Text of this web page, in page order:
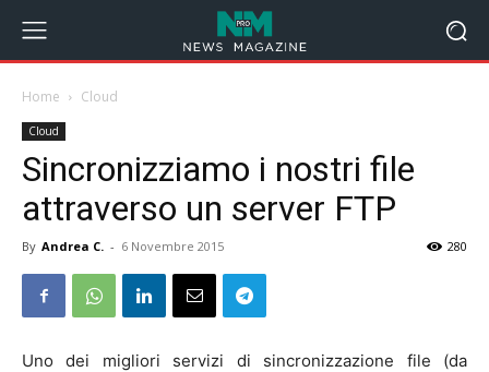
Home Cloud
Cloud
Sincronizziamo i nostri file
attraverso un server FTP
By Andrea C. - 6 Novembre 2015 280
Uno dei migliori servizi di sincronizzazione file (da